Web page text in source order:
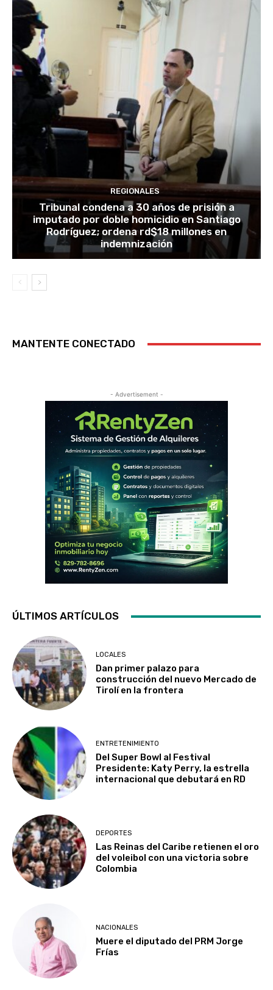
REGIONALES
Tribunal condena a 30 años de prisión a
imputado por doble homicidio en Santiago
Rodríguez; ordena rd$18 millones en
indemnización
MANTENTE CONECTADO
- Advertisement -
ÚLTIMOS ARTÍCULOS
LOCALES
Dan primer palazo para
construcción del nuevo Mercado de
Tirolí en la frontera
ENTRETENIMIENTO
Del Super Bowl al Festival
Presidente: Katy Perry, la estrella
internacional que debutará en RD
DEPORTES
Las Reinas del Caribe retienen el oro
del voleibol con una victoria sobre
Colombia
NACIONALES
Muere el diputado del PRM Jorge
Frías